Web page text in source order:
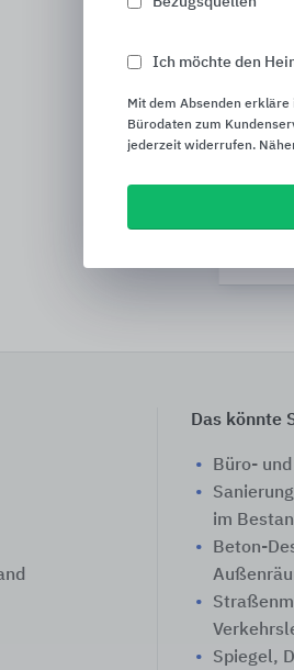
CWS
Das könnte
Büro-
im
Beton-
Spiegel,
Ich möchte den
Mit dem Absenden
Bürodaten zum
jederzeit widerrufen.